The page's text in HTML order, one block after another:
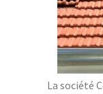
La société